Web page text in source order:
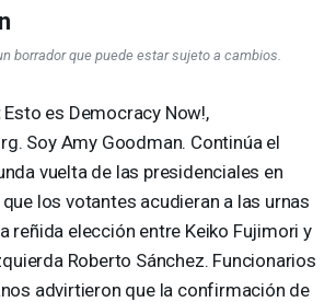
borrador que puede estar sujeto a cambios.
Esto es Democracy Now!,
Soy Amy Goodman. Continúa el
vuelta de las presidenciales en
los votantes acudieran a las urnas
reñida elección entre Keiko Fujimori y
Roberto Sánchez. Funcionarios
advirtieron que la confirmación de